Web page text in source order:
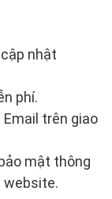
nhật
phí.
trên giao
mật thông
website.